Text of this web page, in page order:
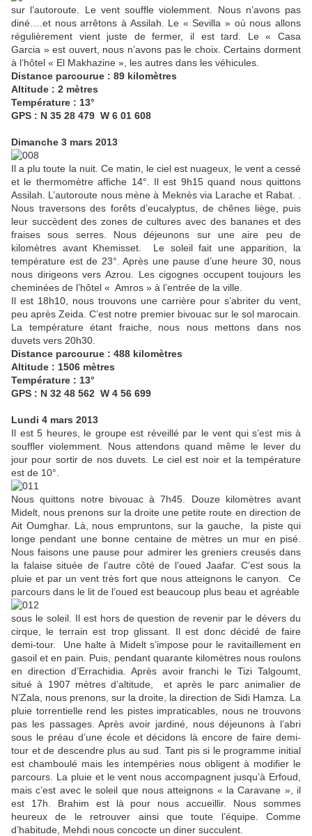
sur l’autoroute. Le vent souffle violemment. Nous n’avons pas
diné….et nous arrêtons à Assilah. Le « Sevilla » où nous allons
régulièrement vient juste de fermer, il est tard. Le « Casa
Garcia » est ouvert, nous n’avons pas le choix. Certains dorment
à l’hôtel « El Makhazine », les autres dans les véhicules.
Distance parcourue : 89 kilomètres
Altitude : 2 mètres
Température : 13°
GPS : N 35 28 479 W 6 01 608
Dimanche 3 mars 2013
Il a plu toute la nuit. Ce matin, le ciel est nuageux, le vent a cessé
et le thermomètre affiche 14°. Il est 9h15 quand nous quittons
Assilah. L’autoroute nous mène à Meknès via Larache et Rabat. .
Nous traversons des forêts d’eucalyptus, de chênes liège, puis
leur succèdent des zones de cultures avec des bananes et des
fraises sous serres. Nous déjeunons sur une aire peu de
kilomètres avant Khemisset. Le soleil fait une apparition, la
température est de 23°. Après une pause d’une heure 30, nous
nous dirigeons vers Azrou. Les cigognes occupent toujours les
cheminées de l’hôtel « Amros » à l’entrée de la ville.
Il est 18h10, nous trouvons une carrière pour s’abriter du vent,
peu après Zeida. C’est notre premier bivouac sur le sol marocain.
La température étant fraiche, nous nous mettons dans nos
duvets vers 20h30.
Distance parcourue : 488 kilomètres
Altitude : 1506 mètres
Température : 13°
GPS : N 32 48 562 W 4 56 699
Lundi 4 mars 2013
Il est 5 heures, le groupe est réveillé par le vent qui s’est mis à
souffler violemment. Nous attendons quand même le lever du
jour pour sortir de nos duvets. Le ciel est noir et la température
est de 10°.
Nous quittons notre bivouac à 7h45. Douze kilomètres avant
Midelt, nous prenons sur la droite une petite route en direction de
Ait Oumghar. Là, nous empruntons, sur la gauche, la piste qui
longe pendant une bonne centaine de mètres un mur en pisé.
Nous faisons une pause pour admirer les greniers creusés dans
la falaise située de l’autre côté de l’oued Jaafar. C’est sous la
pluie et par un vent très fort que nous atteignons le canyon. Ce
parcours dans le lit de l’oued est beaucoup plus beau et agréable
sous le soleil. Il est hors de question de revenir par le dévers du
cirque, le terrain est trop glissant. Il est donc décidé de faire
demi-tour. Une halte à Midelt s’impose pour le ravitaillement en
gasoil et en pain. Puis, pendant quarante kilomètres nous roulons
en direction d’Errachidia. Après avoir franchi le Tizi Talgoumt,
situé à 1907 mètres d’altitude, et après le parc animalier de
N’Zala, nous prenons, sur la droite, la direction de Sidi Hamza. La
pluie torrentielle rend les pistes impraticables, nous ne trouvons
pas les passages. Après avoir jardiné, nous déjeunons à l’abri
sous le préau d’une école et décidons là encore de faire demi-
tour et de descendre plus au sud. Tant pis si le programme initial
est chamboulé mais les intempéries nous obligent à modifier le
parcours. La pluie et le vent nous accompagnent jusqu’à Erfoud,
mais c’est avec le soleil que nous atteignons « la Caravane », il
est 17h. Brahim est là pour nous accueillir. Nous sommes
heureux de le retrouver ainsi que toute l’équipe. Comme
d’habitude, Mehdi nous concocte un diner succulent.